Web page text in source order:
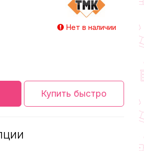
Нет в наличии
Купить быстро